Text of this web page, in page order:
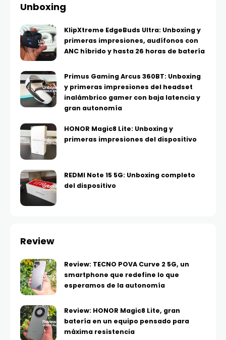
Unboxing
KlipXtreme EdgeBuds Ultra: Unboxing y
primeras impresiones, audífonos con
ANC híbrido y hasta 26 horas de batería
Primus Gaming Arcus 360BT: Unboxing
y primeras impresiones del headset
inalámbrico gamer con baja latencia y
gran autonomía
HONOR Magic8 Lite: Unboxing y
primeras impresiones del dispositivo
REDMI Note 15 5G: Unboxing completo
del dispositivo
Review
Review: TECNO POVA Curve 2 5G, un
smartphone que redefine lo que
esperamos de la autonomía
Review: HONOR Magic8 Lite, gran
batería en un equipo pensado para
máxima resistencia